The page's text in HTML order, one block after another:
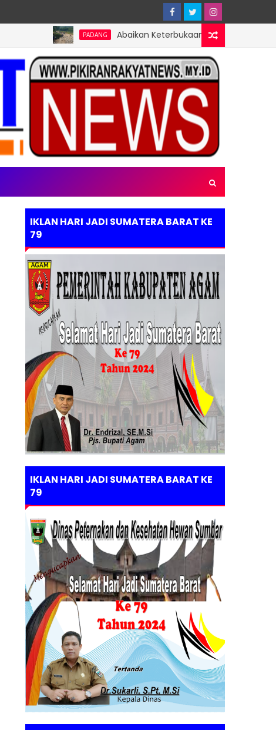
PADANG Abaikan Keterbukaan Informasi Publik,
IKLAN HARI JADI SUMATERA BARAT KE
79
IKLAN HARI JADI SUMATERA BARAT KE
79